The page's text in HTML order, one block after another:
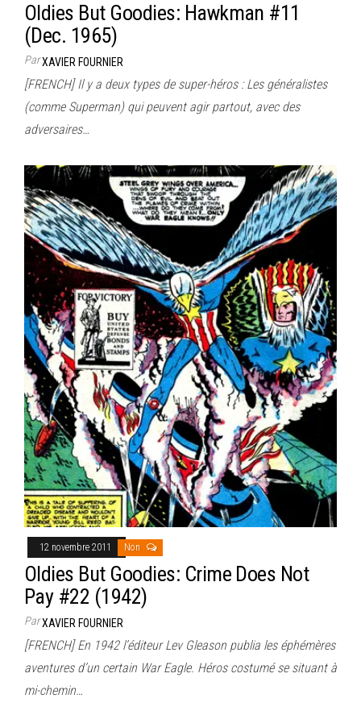
Oldies But Goodies: Hawkman #11
(Dec. 1965)
ParXAVIER FOURNIER
[FRENCH] Il y a deux types de super-héros : Les généralistes
(comme Superman) qui peuvent agir partout, avec des
adversaires…
12 novembre 2011 Non
Oldies But Goodies: Crime Does Not
Pay #22 (1942)
ParXAVIER FOURNIER
[FRENCH] En 1942 l’éditeur Lev Gleason publia les éphémères
aventures d’un certain War Eagle. Héros costumé se situant à
mi-chemin…